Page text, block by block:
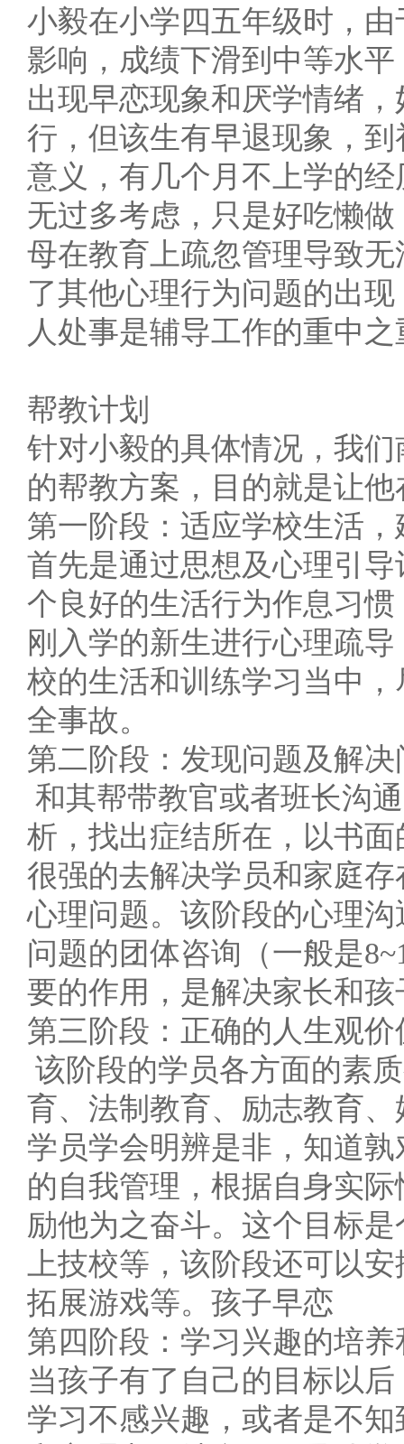
小毅在小学四五年级时，
影响，成绩下滑到中等水
出现早恋现象和厌学情绪
行，但该生有早退现象，
意义，有几个月不上学的
无过多考虑，只是好吃懒
母在教育上疏忽管理导致
了其他心理行为问题的出
人处事是辅导工作的重中
帮教计划
针对小毅的具体情况，我
的帮教方案，目的就是让
第一阶段：适应学校生活
首先是通过思想及心理引
个良好的生活行为作息习
刚入学的新生进行心理疏
校的生活和训练学习当中
全事故。
第二阶段：发现问题及解
和其帮带教官或者班长沟
析，找出症结所在，以书
很强的去解决学员和家庭
心理问题。该阶段的心理
问题的团体咨询（一般是
要的作用，是解决家长和
第三阶段：正确的人生观
该阶段的学员各方面的素
育、法制教育、励志教育
学员学会明辨是非，知道
的自我管理，根据自身实
励他为之奋斗。这个目标
上技校等，该阶段还可以
拓展游戏等。孩子早恋
第四阶段：学习兴趣的培
当孩子有了自己的目标以
学习不感兴趣，或者是不